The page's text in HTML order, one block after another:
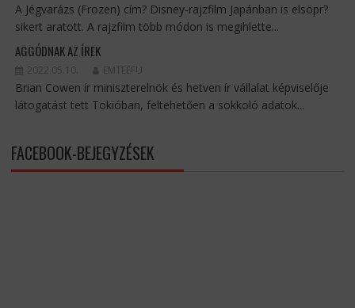
A Jégvarázs (Frozen) cím? Disney-rajzfilm Japánban is elsöpr?
sikert aratott. A rajzfilm több módon is megihlette...
AGGÓDNAK AZ ÍREK
2022.05.10. EMTEEFU
Brian Cowen ír miniszterelnök és hetven ír vállalat képviselője
látogatást tett Tokióban, feltehetően a sokkoló adatok...
FACEBOOK-BEJEGYZÉSEK